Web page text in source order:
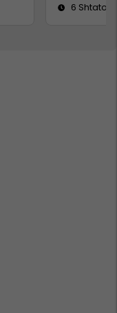
6 Shtator